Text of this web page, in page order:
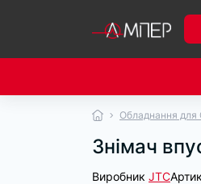
Обладнання
Знімач
Виробник JTC